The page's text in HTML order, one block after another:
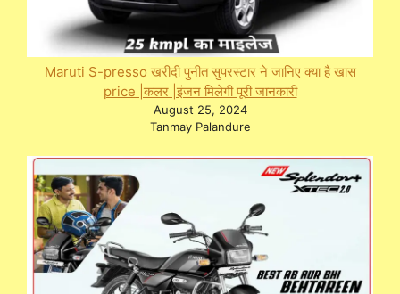
Maruti S-presso खरीदी पुनीत सुपरस्टार ने जानिए क्या है खास
price |कलर |इंजन मिलेगी पूरी जानकारी
August 25, 2024
Tanmay Palandure